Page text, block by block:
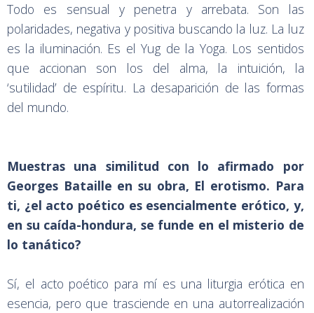
Todo es sensual y penetra y arrebata. Son las
polaridades, negativa y positiva buscando la luz. La luz
es la iluminación. Es el Yug de la Yoga. Los sentidos
que accionan son los del alma, la intuición, la
‘sutilidad’ de espíritu. La desaparición de las formas
del mundo.
Muestras una similitud con lo afirmado por
Georges Bataille en su obra, El erotismo. Para
ti, ¿el acto poético es esencialmente erótico, y,
en su caída-hondura, se funde en el misterio de
lo tanático?
Sí, el acto poético para mí es una liturgia erótica en
esencia, pero que trasciende en una autorrealización